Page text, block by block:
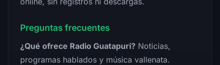
Preguntas frecuentes
¿Qué ofrece Radio Guatapuri? Noticias,
programas hablados y música vallenata.